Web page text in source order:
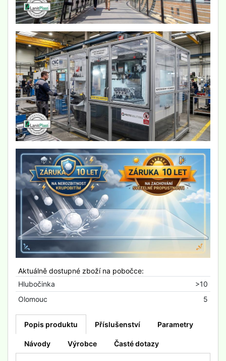
Aktuálně dostupné zboží na pobočce:
Hlubočinka
>10
Olomouc
5
Popis produktu Příslušenství Parametry
Návody Výrobce Časté dotazy